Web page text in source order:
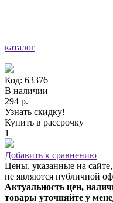
каталог
Код: 63376
В наличии
294 р.
Узнать скидку!
Купить в рассрочку
1
Добавить к сравнению
Цены, указанные на
не являются публичной
Актуальность цен,
товары уточняйте у